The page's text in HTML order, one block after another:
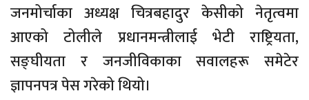
जनमोर्चाका अध्यक्ष चित्रबहादुर केसीको नेतृत्वमा
आएको टोलीले प्रधानमन्त्रीलाई भेटी राष्ट्रियता,
सङ्घीयता र जनजीविकाका सवालहरू समेटेर
ज्ञापनपत्र पेस गरेको थियो।